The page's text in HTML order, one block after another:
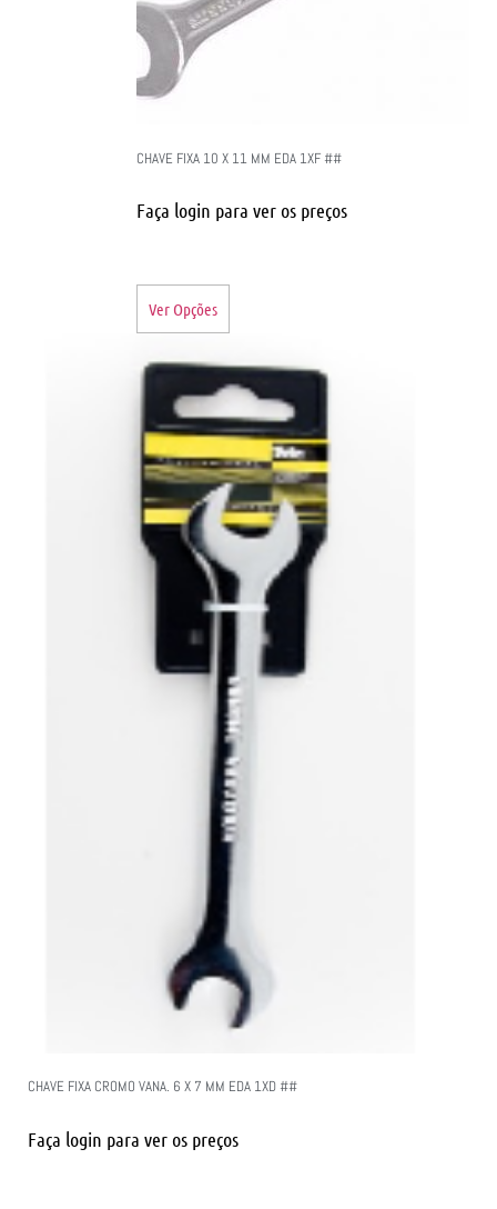
CHAVE FIXA 10 X 11 MM EDA 1XF ##
Faça login para ver os preços
Ver Opções
CHAVE FIXA CROMO VANA. 6 X 7 MM EDA 1XD ##
Faça login para ver os preços